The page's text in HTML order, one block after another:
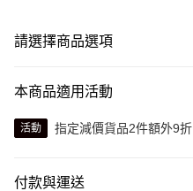
請選擇商品選項
本商品適用活動
活動 指定減價貨品2件額外9折
付款與運送